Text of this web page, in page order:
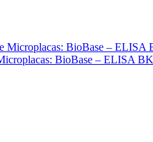
BioBase – ELISA